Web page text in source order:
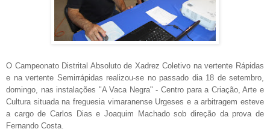
O Campeonato Distrital Absoluto de Xadrez Coletivo na vertente Rápidas
e na vertente Semirrápidas realizou-se no passado dia 18 de setembro,
domingo, nas instalações "A Vaca Negra" - Centro para a Criação, Arte e
Cultura situada na freguesia vimaranense Urgeses e a arbitragem esteve
a cargo de Carlos Dias e Joaquim Machado sob direção da prova de
Fernando Costa.